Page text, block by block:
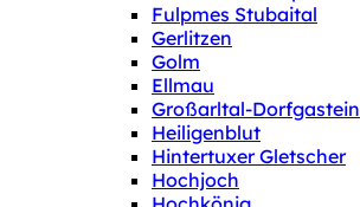
Fulpmes Stubaital
Gerlitzen
Golm
Ellmau
Großarltal-Dorfgastein
Heiligenblut
Hintertuxer Gletscher
Hochjoch